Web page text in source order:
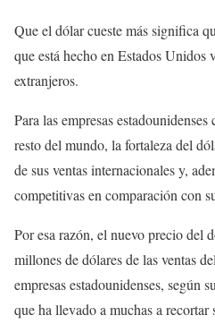
Que el dólar cueste más significa
que está hecho en Estados Unidos
extranjeros.
Para las empresas
resto del mundo, la fortaleza del
de sus ventas internacionales y,
competitivas en comparación con
Por esa razón, el nuevo precio del
millones de dólares de las ventas
empresas estadounidenses, según
que ha llevado a muchas a recortar